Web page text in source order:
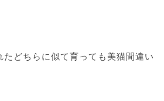
たどちらに似て育っても美猫間違い